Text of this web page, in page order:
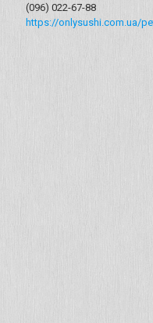
(096) 022-67-88
https://onlysushi.com.ua/